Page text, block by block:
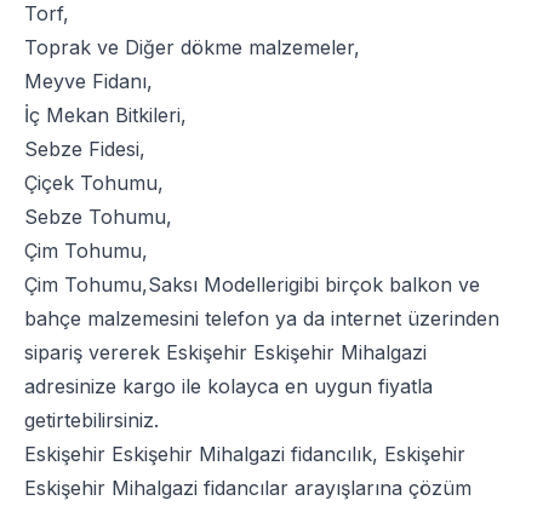
Torf,
Toprak ve Diğer dökme malzemeler,
Meyve Fidanı,
İç Mekan Bitkileri,
Sebze Fidesi,
Çiçek Tohumu,
Sebze Tohumu,
Çim Tohumu,
Çim Tohumu,Saksı Modellerigibi birçok balkon ve
bahçe malzemesini telefon ya da internet üzerinden
sipariş vererek Eskişehir Eskişehir Mihalgazi
adresinize kargo ile kolayca en uygun fiyatla
getirtebilirsiniz.
Eskişehir Eskişehir Mihalgazi fidancılık, Eskişehir
Eskişehir Mihalgazi fidancılar arayışlarına çözüm